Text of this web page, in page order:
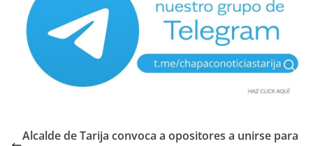
Alcalde de Tarija convoca a opositores a unirse para